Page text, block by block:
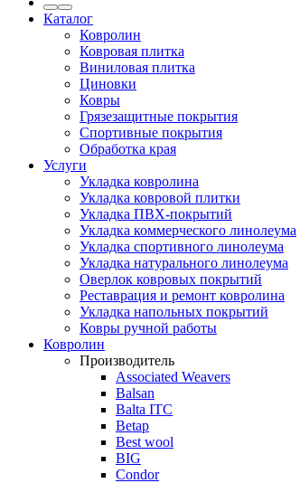
Каталог
Ковролин
Ковровая плитка
Виниловая плитка
Циновки
Ковры
Грязезащитные покрытия
Спортивные покрытия
Обработка края
Услуги
Укладка ковролина
Укладка ковровой плитки
Укладка ПВХ-покрытий
Укладка коммерческого линолеума
Укладка спортивного линолеума
Укладка натурального линолеума
Оверлок ковровых покрытий
Реставрация и ремонт ковролина
Укладка напольных покрытий
Ковры ручной работы
Ковролин
Производитель
Associated Weavers
Balsan
Balta ITC
Betap
Best wool
BIG
Condor